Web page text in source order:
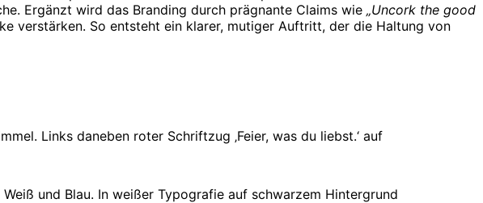
Ergänzt wird das Branding durch prägnante Claims wie „Uncork the good
verstärken. So entsteht ein klarer, mutiger Auftritt, der die Haltung von